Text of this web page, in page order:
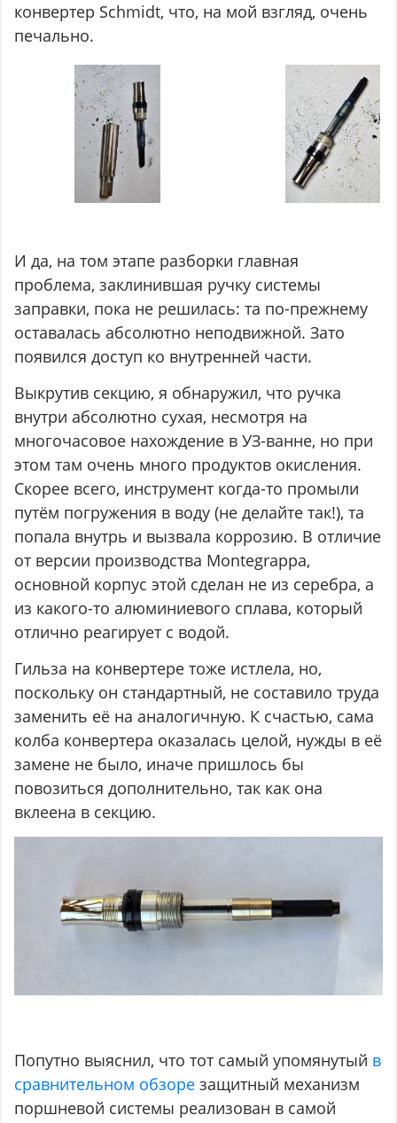
конвертер Schmidt, что, на мой взгляд, очень
печально.
И да, на том этапе разборки главная
проблема, заклинившая ручку системы
заправки, пока не решилась: та по-прежнему
оставалась абсолютно неподвижной. Зато
появился доступ ко внутренней части.
Выкрутив секцию, я обнаружил, что ручка
внутри абсолютно сухая, несмотря на
многочасовое нахождение в УЗ-ванне, но при
этом там очень много продуктов окисления.
Скорее всего, инструмент когда-то промыли
путём погружения в воду (не делайте так!), та
попала внутрь и вызвала коррозию. В отличие
от версии производства Montegrappa,
основной корпус этой сделан не из серебра, а
из какого-то алюминиевого сплава, который
отлично реагирует с водой.
Гильза на конвертере тоже истлела, но,
поскольку он стандартный, не составило труда
заменить её на аналогичную. К счастью, сама
колба конвертера оказалась целой, нужды в её
замене не было, иначе пришлось бы
повозиться дополнительно, так как она
вклеена в секцию.
Попутно выяснил, что тот самый упомянутый в
сравнительном обзоре защитный механизм
поршневой системы реализован в самой